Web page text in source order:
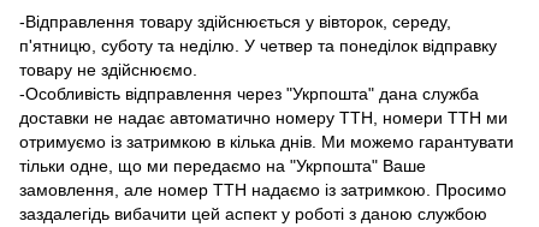
-Відправлення товару здійснюється у вівторок, середу,
п'ятницю, суботу та неділю. У четвер та понеділок відправку
товару не здійснюємо.
-Особливість відправлення через "Укрпошта" дана служба
доставки не надає автоматично номеру ТТН, номери ТТН ми
отримуємо із затримкою в кілька днів. Ми можемо гарантувати
тільки одне, що ми передаємо на "Укрпошта" Ваше
замовлення, але номер ТТН надаємо із затримкою. Просимо
заздалегідь вибачити цей аспект у роботі з даною службою